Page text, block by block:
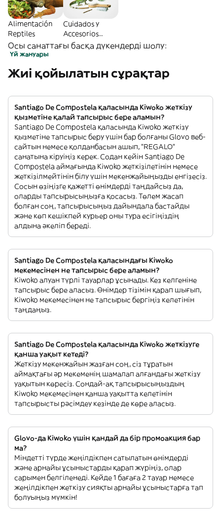
Alimentación
Reptiles
Cuidados y
Accesorios
Reptiles
Осы санаттағы басқа дүкендерді шолу:
Үй жануары
Жиі қойылатын сұрақтар
Santiago De Compostela қаласында Kiwoko жеткізу
қызметіне қалай тапсырыс бере аламын?
Santiago De Compostela қаласында Kiwoko жеткізу
қызметіне тапсырыс беру үшін бар болғаны Glovo веб-
сайтын немесе қолданбасын ашып, "REGALO"
санатына кіруіңіз керек. Содан кейін Santiago De
Compostela аймағында Kiwoko жеткізілетінін немесе
жеткізілмейтінін білу үшін мекенжайыңызды енгізесіз.
Сосын өзіңізге қажетті өнімдерді таңдайсыз да,
оларды тапсырысыңызға қосасыз. Төлем жасап
болған соң, тапсырысыңыз дайындала бастайды
және көп кешікпей курьер оны тура есігіңіздің
алдына әкеліп береді.
Santiago De Compostela қаласындағы Kiwoko
мекемесінен не тапсырыс бере аламын?
Kiwoko алуан түрлі тауарлар ұсынады. Кез келгеніне
тапсырыс бере аласыз. Өнімдер тізімін қарап шығып,
Kiwoko мекемесінен не тапсырыс бергіңіз келетінін
таңдаңыз.
Santiago De Compostela қаласында Kiwoko жеткізуге
қанша уақыт кетеді?
Жеткізу мекенжайын жазған соң, сіз тұратын
аймақтағы әр мекеменің шамалап алғандағы жеткізу
уақытын көресіз. Сондай-ақ тапсырысыңыздың
Kiwoko мекемесінен қанша уақытта келетінін
тапсырысты рәсімдеу кезінде де көре аласыз.
Glovo-да Kiwoko үшін қандай да бір промоакция бар
ма?
Міндетті түрде жеңілдікпен сатылатын өнімдерді
және арнайы ұсыныстарды қарап жүріңіз, олар
сарымен белгіленеді. Кейде 1 бағаға 2 тауар немесе
жеңілдікпен жеткізу сияқты арнайы ұсыныстарға тап
болуыңыз мүмкін!